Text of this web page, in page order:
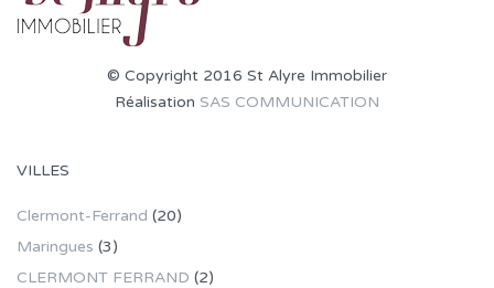
© Copyright 2016 St Alyre Immobilier
Réalisation SAS COMMUNICATION
VILLES
Clermont-Ferrand (20)
Maringues (3)
CLERMONT FERRAND (2)